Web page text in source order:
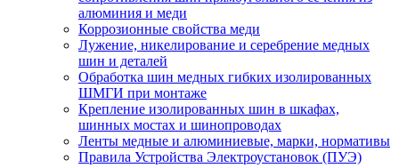
алюминия и меди
Коррозионные свойства меди
Лужение, никелирование и серебрение медных
шин и деталей
Обработка шин медных гибких изолированных
ШМГИ при монтаже
Крепление изолированных шин в шкафах,
шинных мостах и шинопроводах
Ленты медные и алюминиевые, марки, нормативы
Правила Устройства Электроустановок (ПУЭ)